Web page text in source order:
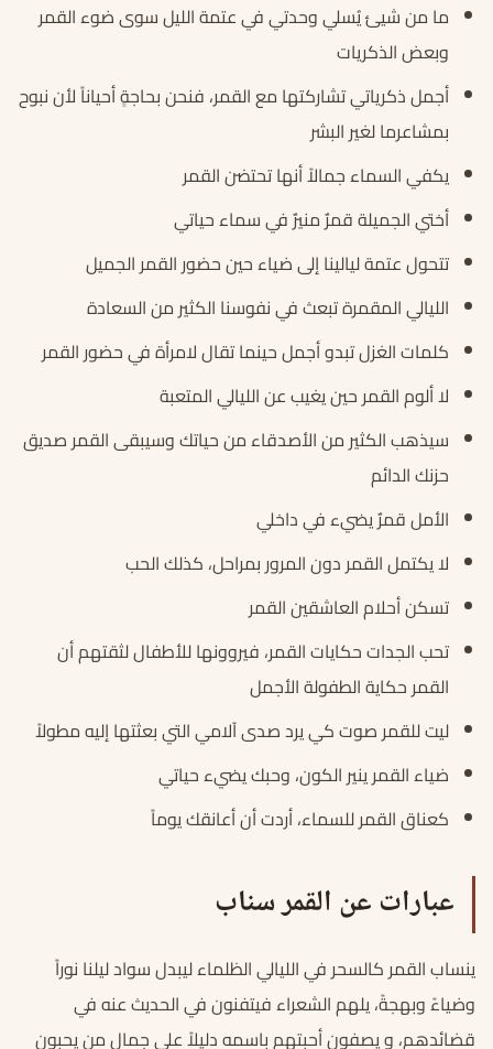
ما من شيئ يُسلي وحدتي في عتمة الليل سوى ضوء القمر
وبعض الذكريات
أجمل ذكرياتي تشاركتها مع القمر، فنحن بحاجةٍ أحياناً لأن نبوح
بمشاعرما لغير البشر
يكفي السماء جمالاً أنها تحتضن القمر
أختي الجميلة قمرٌ منيرٌ في سماء حياتي
تتحول عتمة ليالينا إلى ضياء حين حضور القمر الجميل
الليالي المقمرة تبعث في نفوسنا الكثير من السعادة
كلمات الغزل تبدو أجمل حينما تقال لامرأة في حضور القمر
لا ألوم القمر حين يغيب عن الليالي المتعبة
سيذهب الكثير من الأصدقاء من حياتك وسيبقى القمر صديق
حزنك الدائم
الأمل قمرٌ يضيء في داخلي
لا يكتمل القمر دون المرور بمراحل، كذلك الحب
تسكن أحلام العاشقين القمر
تحب الجدات حكايات القمر، فيروونها للأطفال لثقتهم أن
القمر حكاية الطفولة الأجمل
ليت للقمر صوت كي يرد صدى آلامي التي بعثتها إليه مطولاً
ضياء القمر ينير الكون، وحبك يضيء حياتي
كعناق القمر للسماء، أردت أن أعانقك يوماً
عبارات عن القمر سناب
ينساب القمر كالسحر في الليالي الظلماء ليبدل سواد ليلنا نوراً
وضياءً وبهجةً، يلهم الشعراء فيتفنون في الحديث عنه في
قضائدهم، و يصفون أحبتهم باسمه دليلاً على جمال من يحبون